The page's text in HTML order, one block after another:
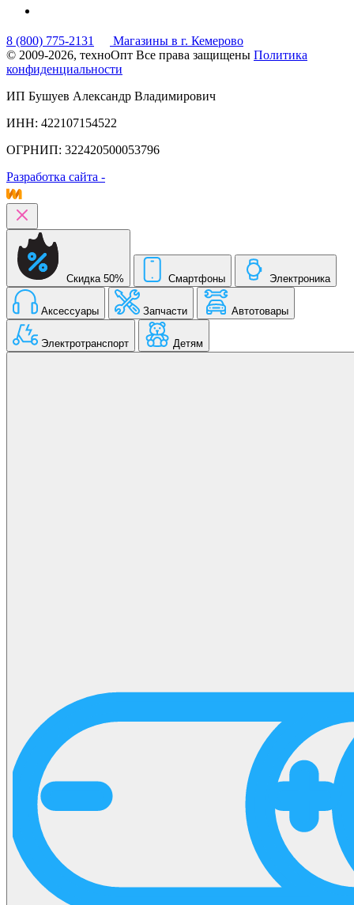
8 (800) 775-2131
Магазины в г. Кемерово
© 2009-2026, техноОпт Все права защищены Политика
конфиденциальности
ИП Бушуев Александр Владимирович
ИНН: 422107154522
ОГРНИП: 322420500053796
Разработка сайта -
Скидка 50% Смартфоны Электроника
Аксессуары Запчасти Автотовары
Электротранспорт Детям